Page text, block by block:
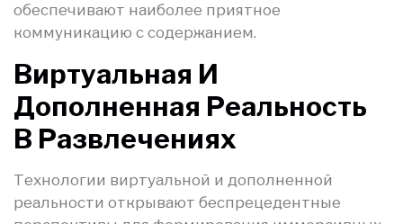
обеспечивают наиболее приятное
коммуникацию с содержанием.
Виртуальная И
Дополненная Реальность
В Развлечениях
Технологии виртуальной и дополненной
реальности открывают беспрецедентные